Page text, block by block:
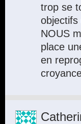
trop se
NOUS
place
en